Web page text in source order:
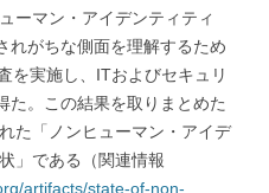
ーマン・アイデンティティ
れがちな側面を理解するため
を実施し、ITおよびセキュリ
た。この結果を取りまとめた
た「ノンヒューマン・アイデ
」である（関連情報
artifacts/state-of-non-